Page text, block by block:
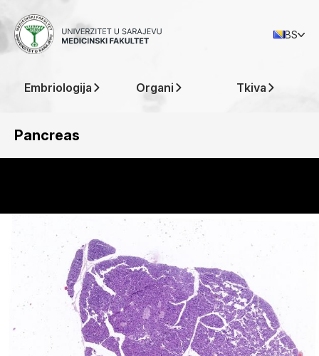
BS
Embriologija Organi Tkiva
Pancreas